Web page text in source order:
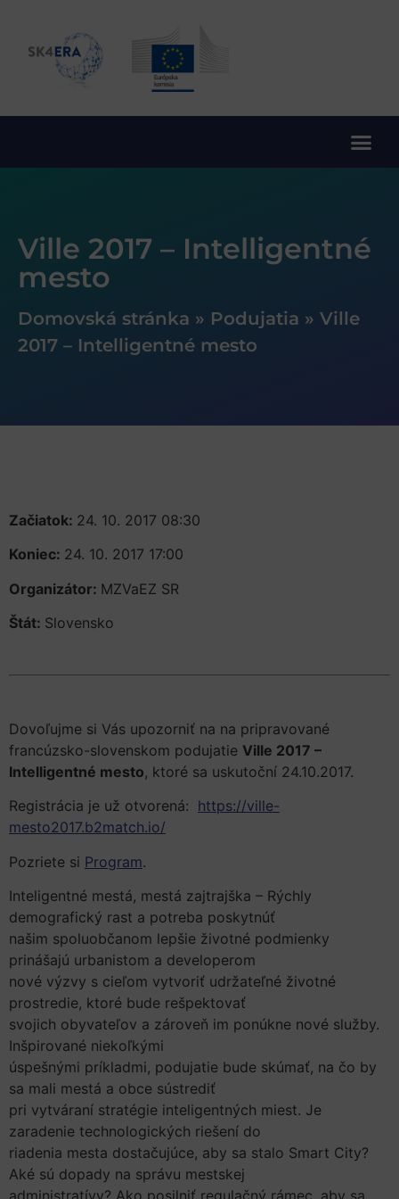
Ville 2017 – Intelligentné
mesto
Domovská stránka » Podujatia » Ville
2017 – Intelligentné mesto
Začiatok: 24. 10. 2017 08:30
Koniec: 24. 10. 2017 17:00
Organizátor: MZVaEZ SR
Štát: Slovensko
Dovoľujme si Vás upozorniť na na pripravované
francúzsko-slovenskom podujatie Ville 2017 –
Intelligentné mesto, ktoré sa uskutoční 24.10.2017.
Registrácia je už otvorená: https://ville-
mesto2017.b2match.io/
Pozriete si Program.
Inteligentné mestá, mestá zajtrajška – Rýchly
demografický rast a potreba poskytnúť
našim spoluobčanom lepšie životné podmienky
prinášajú urbanistom a developerom
nové výzvy s cieľom vytvoriť udržateľné životné
prostredie, ktoré bude rešpektovať
svojich obyvateľov a zároveň im ponúkne nové služby.
Inšpirované niekoľkými
úspešnými príkladmi, podujatie bude skúmať, na čo by
sa mali mestá a obce sústrediť
pri vytváraní stratégie inteligentných miest. Je
zaradenie technologických riešení do
riadenia mesta dostačujúce, aby sa stalo Smart City?
Aké sú dopady na správu mestskej
administratívy? Ako posilniť regulačný rámec, aby sa